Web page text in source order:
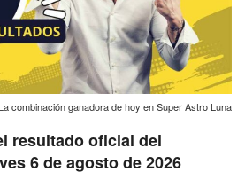
combinación ganadora de hoy en Super Astro Luna
resultado oficial del
6 de agosto de 2026